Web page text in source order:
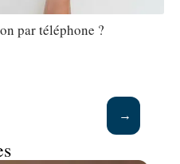
par téléphone ?